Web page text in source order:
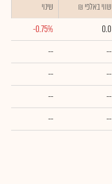
₪ שווי באלפי
שינוי
0.0
-0.75%
--
--
--
--
--
--
--
--